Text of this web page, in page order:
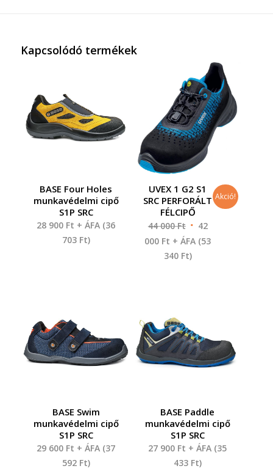
Kapcsolódó termékek
BASE Four Holes
munkavédelmi cipő
S1P SRC
28 900 Ft + ÁFA (36
703 Ft)
UVEX 1 G2 S1
SRC PERFORÁLT
FÉLCIPŐ
44 000Ft
42
000 Ft + ÁFA (53
340 Ft)
Akció!
BASE Swim
munkavédelmi cipő
S1P SRC
29 600 Ft + ÁFA (37
592 Ft)
BASE Paddle
munkavédelmi cipő
S1P SRC
27 900 Ft + ÁFA (35
433 Ft)